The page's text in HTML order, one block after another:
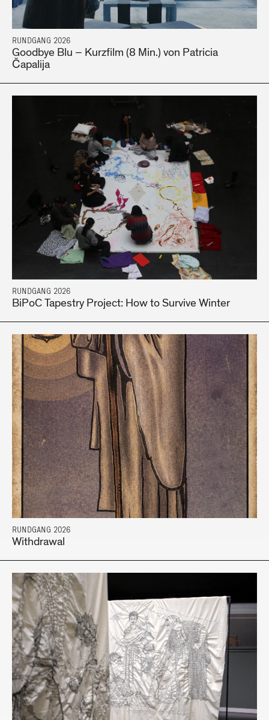
RUNDGANG 2026
Goodbye Blu – Kurzfilm (8 Min.) von Patricia
Čapalija
RUNDGANG 2026
BiPoC Tapestry Project: How to Survive Winter
RUNDGANG 2026
Withdrawal